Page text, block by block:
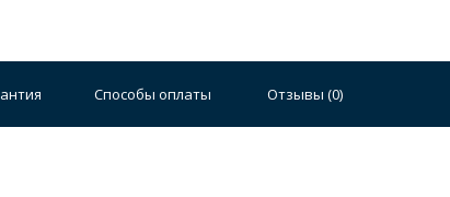
Способы оплаты Отзывы (0)